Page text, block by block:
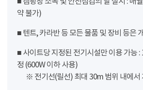
약 불가)
■ 텐트, 카라반 등 모든 물품 및 장비 등은
■ 사이트당 지정된 전기시설만 이용 가능 :
정 (600W 이하 사용)
※ 전기선(릴선) 최대 30m 범위 내에서